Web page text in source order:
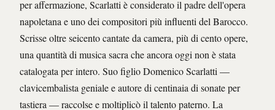
per affermazione, Scarlatti è considerato il padre dell'opera
napoletana e uno dei compositori più influenti del Barocco.
Scrisse oltre seicento cantate da camera, più di cento opere,
una quantità di musica sacra che ancora oggi non è stata
catalogata per intero. Suo figlio Domenico Scarlatti —
clavicembalista geniale e autore di centinaia di sonate per
tastiera — raccolse e moltiplicò il talento paterno. La